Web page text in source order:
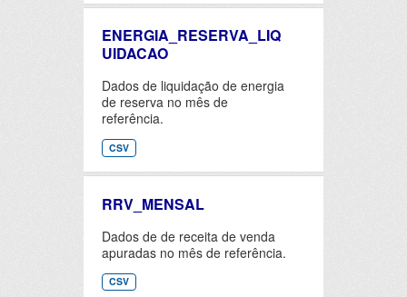
ENERGIA_RESERVA_LIQ
UIDACAO
Dados de liquidação de energia
de reserva no mês de
referência.
CSV
RRV_MENSAL
Dados de de receita de venda
apuradas no mês de referência.
CSV